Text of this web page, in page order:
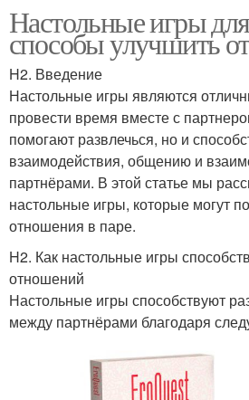
Настольные игры
способы улучшить
H2. Введение
Настольные игры являются
провести время вместе с
помогают развлечься, но и
взаимодействия, общению и
партнёрами. В этой статье мы
настольные игры, которые могут
отношения в паре.
H2. Как настольные игры
отношений
Настольные игры способствуют
между партнёрами благодаря